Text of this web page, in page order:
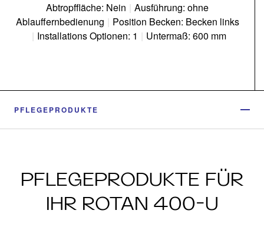
Abtropffläche: Nein | Ausführung: ohne
Ablauffernbedienung | Position Becken: Becken links
| Installations Optionen: 1 | Untermaß: 600 mm
PFLEGEPRODUKTE
PFLEGEPRODUKTE FÜR
IHR ROTAN 400-U